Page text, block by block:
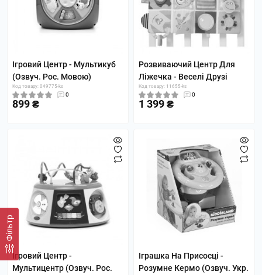
Фільтр
Ігровий Центр - Мультикуб
(Озвуч. Рос. Мовою)
Код товару: 049775-ks
0
899 ₴
Розвиваючий Центр Для
Ліжечка - Веселі Друзі
Код товару: 11655-ks
0
1 399 ₴
Ігровий Центр -
Мультицентр (Озвуч. Рос.
Іграшка На Присосці -
Розумне Кермо (Озвуч. Укр.